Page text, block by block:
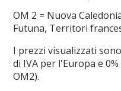
OM 2 = Nuova
Futuna, Territori
I prezzi visualizzati
di IVA per l'Europa e
OM2).